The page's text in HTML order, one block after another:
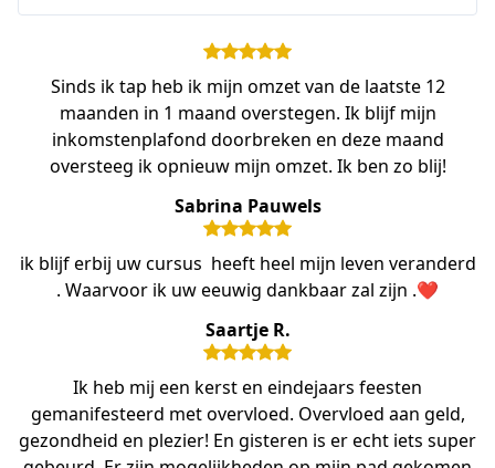
Sinds ik tap heb ik mijn omzet van de laatste 12
maanden in 1 maand overstegen. Ik blijf mijn
inkomstenplafond doorbreken en deze maand
oversteeg ik opnieuw mijn omzet. Ik ben zo blij!
Sabrina Pauwels
ik blijf erbij uw cursus heeft heel mijn leven veranderd
. Waarvoor ik uw eeuwig dankbaar zal zijn .❤️
Saartje R.
Ik heb mij een kerst en eindejaars feesten
gemanifesteerd met overvloed. Overvloed aan geld,
gezondheid en plezier! En gisteren is er echt iets super